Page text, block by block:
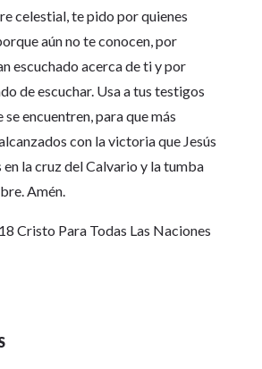
celestial, te pido por quienes
aún no te conocen, por
escuchado acerca de ti y por
de escuchar. Usa a tus testigos
encuentren, para que más
con la victoria que Jesús
la cruz del Calvario y la tumba
Amén.
Cristo Para Todas Las Naciones